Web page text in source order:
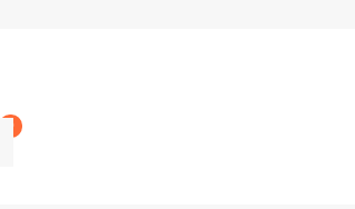
0